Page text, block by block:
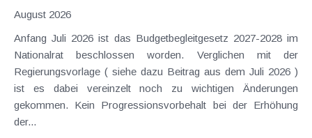
August 2026
Anfang Juli 2026 ist das Budgetbegleitgesetz 2027-2028 im
Nationalrat beschlossen worden. Verglichen mit der
Regierungsvorlage ( siehe dazu Beitrag aus dem Juli 2026 )
ist es dabei vereinzelt noch zu wichtigen Änderungen
gekommen. Kein Progressionsvorbehalt bei der Erhöhung
der...